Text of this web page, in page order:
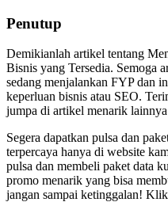
Penutup
Demikianlah artikel tentang
Bisnis yang Tersedia. Semoga
sedang menjalankan FYP dan
keperluan bisnis atau SEO.
jumpa di artikel menarik
Segera dapatkan pulsa dan
terpercaya hanya di website
pulsa dan membeli paket data
promo menarik yang bisa
jangan sampai ketinggalan!